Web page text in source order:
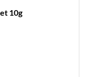
10g